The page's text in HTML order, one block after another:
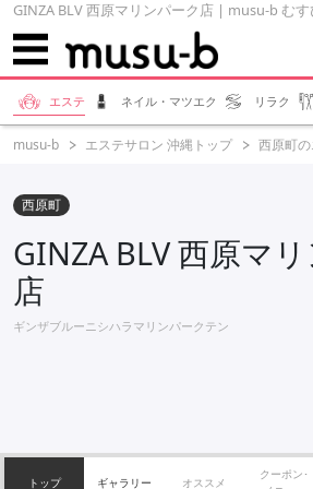
GINZA BLV 西原マリンパーク店 | musu-b む
エステ ネイル・マツエク リラク
musu-b エステサロン 沖縄トップ 西原町
西原町
GINZA BLV 西原マ
店
ギンザブルーニシハラマリンパークテン
トップ ギャラリー オススメ
クーポン･